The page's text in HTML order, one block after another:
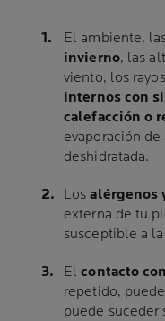
El ambiente,
invierno, las
viento, los
internos con
calefacción o
evaporación
deshidratada.
Losalérgenos
externa de tu
susceptible a
Elcontacto
repetido,
puede suceder